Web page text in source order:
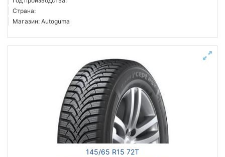
Страна:
Магазин: Autoguma
145/65 R15 72T
Все бренды
внедорожник
Белая Церковь
Подобрать